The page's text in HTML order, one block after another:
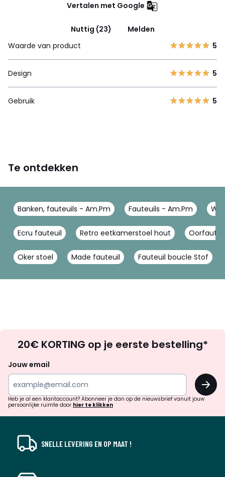
Vertalen met Google
Nuttig (23)
Melden
Waarde van product
5
Design 5
Gebruik 5
Te ontdekken
Banken, fauteuils - Am.Pm Fauteuils - Am.Pm
Ecru fauteuil Retro eetkamerstoel hout
Oker stoel Made fauteuil Fauteuil boucle Stof
zoek
inspiratie
verrassingen?
20€ KORTING op je eerste bestelling*
Jouw email
OK
Heb je al een klantaccount? Abonneer je dan op de nieuwsbrief vanuit jouw
persoonlijke ruimte door hier te klikken
SNELLE LEVERING EN OP MAAT !